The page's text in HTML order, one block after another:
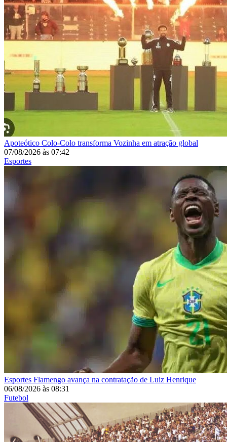
Apoteótico Colo-Colo transforma Vozinha em atração global
07/08/2026 às 07:42
Esportes
Esportes Flamengo avança na contratação de Luiz Henrique
06/08/2026 às 08:31
Futebol